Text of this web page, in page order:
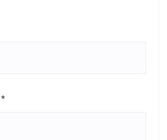
*